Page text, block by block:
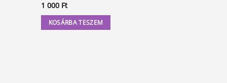
1 000 Ft
KOSÁRBA TESZEM